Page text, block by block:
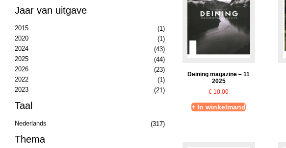
Jaar van uitgave
2015
(1)
2020
(1)
2024
(43)
2025
(44)
2026
(23)
2022
(1)
2023
(21)
Taal
Nederlands (317)
Thema
Deining magazine – 11
2025
€ 10,00
+ In winkelmand